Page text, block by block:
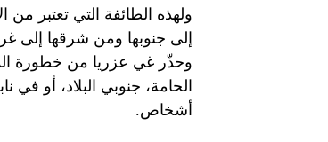
ولهذه الطائفة التي تعتبر
إلى جنوبها ومن شرقها إلى
وحذّر غي عزريا من خطورة
الحامة، جنوبي البلاد، أو
أشخاص.